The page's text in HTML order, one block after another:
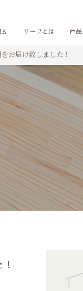
リーフとは 商
お届け致しました！